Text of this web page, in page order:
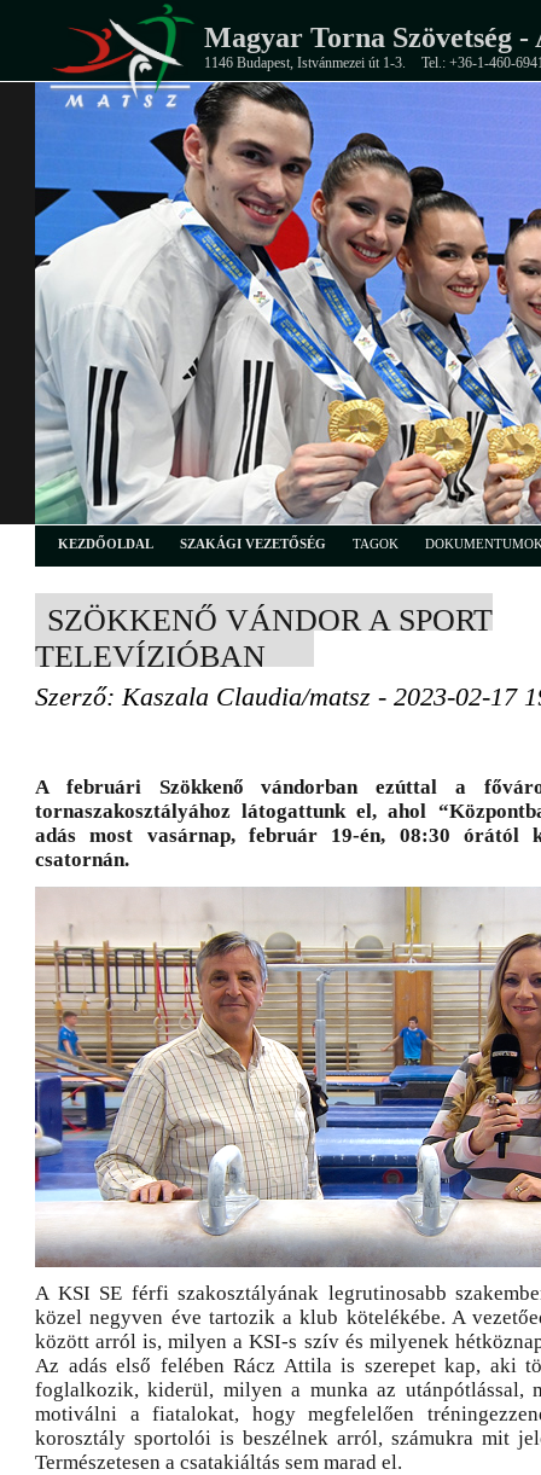
Magyar Torna Szövetség -
1146 Budapest, Istvánmezei út 1-3. Tel.: +36-1-460-
KEZDŐOLDAL SZAKÁGI VEZETŐSÉG TAGOK
SZÖKKENŐ VÁNDOR A SPORT
TELEVÍZIÓBAN
Szerző: Kaszala Claudia/matsz - 2023-02-17
A februári Szökkenő vándorban ezúttal a
tornaszakosztályához látogattunk el, ahol
adás most vasárnap, február 19-én, 08:30 órától
csatornán.
A KSI SE férfi szakosztályának legrutinosabb
közel negyven éve tartozik a klub kötelékébe. A
között arról is, milyen a KSI-s szív és milyenek
Az adás első felében Rácz Attila is szerepet kap, aki
foglalkozik, kiderül, milyen a munka az utánpótlással,
motiválni a fiatalokat, hogy megfelelően
korosztály sportolói is beszélnek arról, számukra mit
Természetesen a csatakiáltás sem marad el.